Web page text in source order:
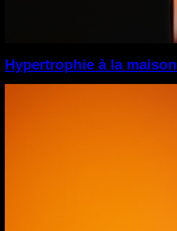
Hypertrophie à la maison